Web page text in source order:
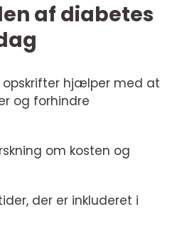
af diabetes
opskrifter hjælper med at
og forhindre
om kosten og
der er inkluderet i